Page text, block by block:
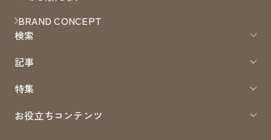
BRAND CONCEPT
検索
記事
特集
お役立ちコンテンツ